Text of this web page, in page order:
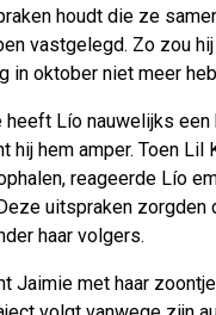
houdt die ze
vastgelegd. Zo zou
in oktober niet meer
Lío nauwelijks een
hij hem amper. Toen Lil
reageerde Lío
uitspraken zorgden
haar volgers.
Jaimie met haar